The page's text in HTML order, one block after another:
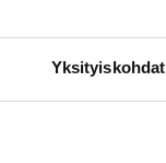
Yksityiskohdat
väylillä.